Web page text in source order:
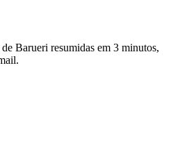
Barueri resumidas em 3 minutos,